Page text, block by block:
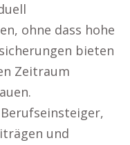
ohne dass hohe
bieten
Zeitraum
und